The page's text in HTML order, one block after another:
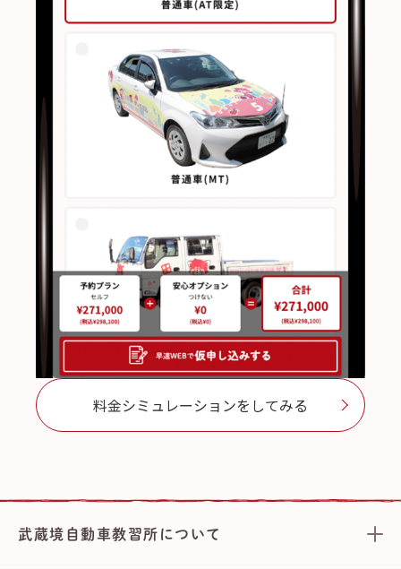
料金シミュレーションをしてみる
武蔵境自動車教習所について